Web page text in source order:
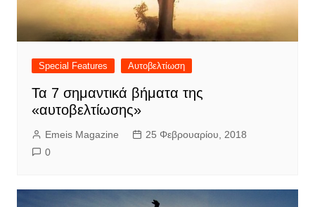
Special Features Αυτοβελτίωση
Τα 7 σημαντικά βήματα της
«αυτοβελτίωσης»
Emeis Magazine
25 Φεβρουαρίου, 2018
0